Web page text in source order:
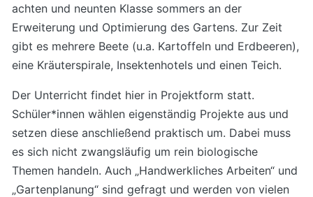
achten und neunten Klasse sommers an der
Erweiterung und Optimierung des Gartens. Zur Zeit
gibt es mehrere Beete (u.a. Kartoffeln und Erdbeeren),
eine Kräuterspirale, Insektenhotels und einen Teich.
Der Unterricht findet hier in Projektform statt.
Schüler*innen wählen eigenständig Projekte aus und
setzen diese anschließend praktisch um. Dabei muss
es sich nicht zwangsläufig um rein biologische
Themen handeln. Auch „Handwerkliches Arbeiten“ und
„Gartenplanung“ sind gefragt und werden von vielen